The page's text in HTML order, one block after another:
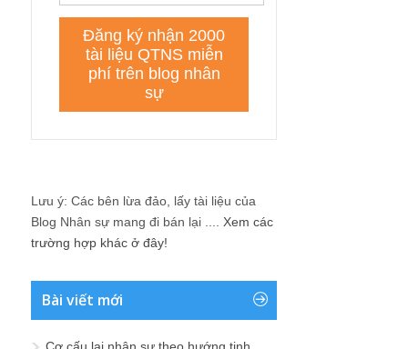
Lưu ý: Các bên lừa đảo, lấy tài liệu của
Blog Nhân sự mang đi bán lại .... Xem các
trường hợp khác ở đây!
Bài viết mới